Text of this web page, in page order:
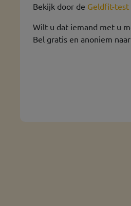
Bekijk door de Geldfit-test
Wilt u dat iemand met u
Bel gratis en anoniem